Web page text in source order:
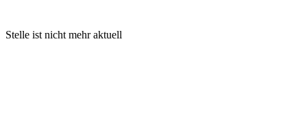
Stelle ist nicht mehr aktuell